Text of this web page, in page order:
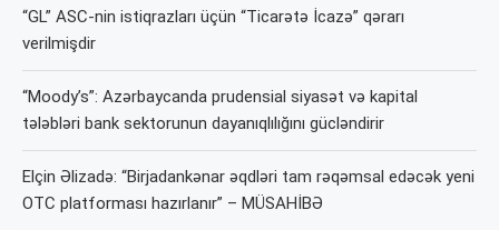
“GL” ASC-nin istiqrazları üçün “Ticarətə İcazə” qərarı
verilmişdir
“Moody’s”: Azərbaycanda prudensial siyasət və kapital
tələbləri bank sektorunun dayanıqlılığını gücləndirir
Elçin Əlizadə: “Birjadankənar əqdləri tam rəqəmsal edəcək yeni
OTC platforması hazırlanır” – MÜSAHİBƏ